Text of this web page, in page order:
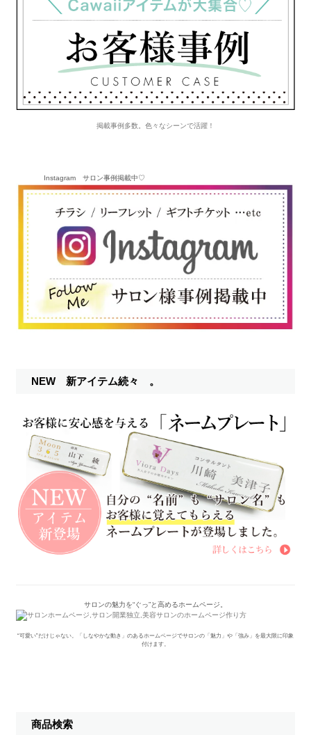
掲載事例多数。色々なシーンで活躍！
Instagram サロン事例掲載中♡
NEW 新アイテム続々 。
サロンの魅力を“ぐっ”と高めるホームページ。
“可愛い”だけじゃない。「しなやかな動き」のあるホームページでサロンの「魅力」や「強み」を最大限に印象
付けます。
商品検索